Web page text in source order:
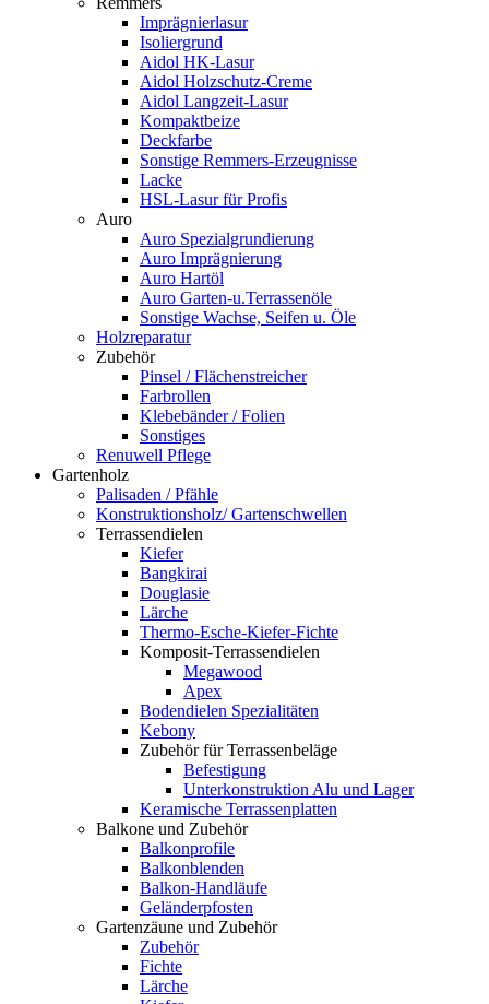
Imprägnierlasur
Isoliergrund
Aidol HK-Lasur
Aidol Holzschutz-Creme
Aidol Langzeit-Lasur
Kompaktbeize
Deckfarbe
Sonstige Remmers-Erzeugnisse
Lacke
HSL-Lasur für Profis
Auro
Auro Spezialgrundierung
Auro Imprägnierung
Auro Hartöl
Auro Garten-u.Terrassenöle
Sonstige Wachse, Seifen u. Öle
Holzreparatur
Zubehör
Pinsel / Flächenstreicher
Farbrollen
Klebebänder / Folien
Sonstiges
Renuwell Pflege
Gartenholz
Palisaden / Pfähle
Konstruktionsholz/ Gartenschwellen
Terrassendielen
Kiefer
Bangkirai
Douglasie
Lärche
Thermo-Esche-Kiefer-Fichte
Komposit-Terrassendielen
Megawood
Apex
Bodendielen Spezialitäten
Kebony
Zubehör für Terrassenbeläge
Befestigung
Unterkonstruktion Alu und Lager
Keramische Terrassenplatten
Balkone und Zubehör
Balkonprofile
Balkonblenden
Balkon-Handläufe
Geländerpfosten
Gartenzäune und Zubehör
Zubehör
Fichte
Lärche